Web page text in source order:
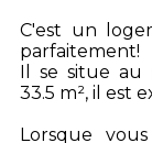
C'est un
parfaitement!
Il se situe au
33.5 m², il est
Lorsque